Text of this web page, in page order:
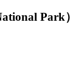
Park）